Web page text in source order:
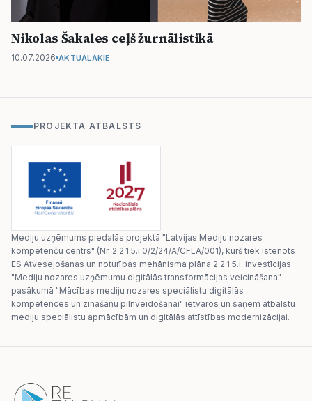
Nikolas Šakales ceļš žurnālistikā
10.07.2026 AKTUĀLĀKIE
PROJEKTA ATBALSTS
Mediju uzņēmums piedalās projektā "Latvijas Mediju nozares
kompetenču centrs" (Nr. 2.2.1.5.i.0/2/24/A/CFLA/001), kurš tiek īstenots
ES Atveseļošanas un noturības mehānisma plāna 2.2.1.5.i. investīcijas
"Mediju nozares uzņēmumu digitālās transformācijas veicināšana"
pasākumā "Mācības mediju nozares speciālistu digitālās
kompetences un zināšanu pilnveidošanai" ietvaros un saņem atbalstu
mediju speciālistu apmācībām un digitālās attīstības modernizācijai.